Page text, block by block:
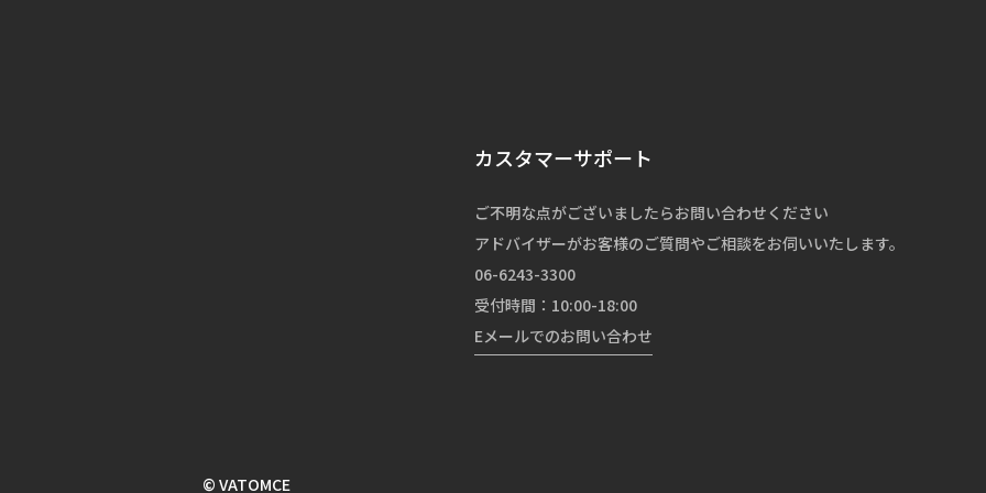
カスタマーサポート
ご不明な点がございましたらお問い合わせください
アドバイザーがお客様のご質問やご相談をお伺いいたします。
06-6243-3300
受付時間：10:00-18:00
Eメールでのお問い合わせ
© VATOMCE